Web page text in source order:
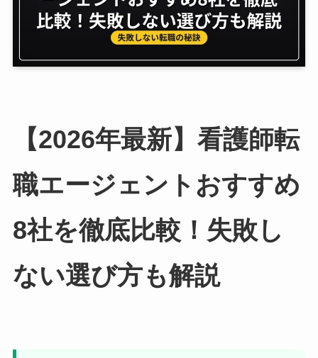
【2026年最新】看護師転
職エージェントおすすめ
8社を徹底比較！失敗し
ない選び方も解説